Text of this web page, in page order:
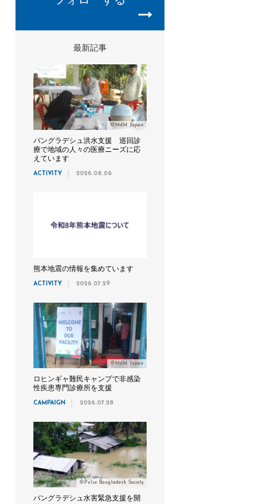
最新記事
©MdM Japan
バングラデシュ洪水支援 巡回診
療で地域の人々の医療ニーズに応
えています
ACTIVITY 2026.08.06
熊本地震の情報を集めています
ACTIVITY 2026.07.29
©MdM Japan
ロヒンギャ難民キャンプで非感染
性疾患専門診療所を支援
CAMPAIGN 2026.07.28
©Pulse Bangladesh Society
バングラデシュ水害緊急支援を開